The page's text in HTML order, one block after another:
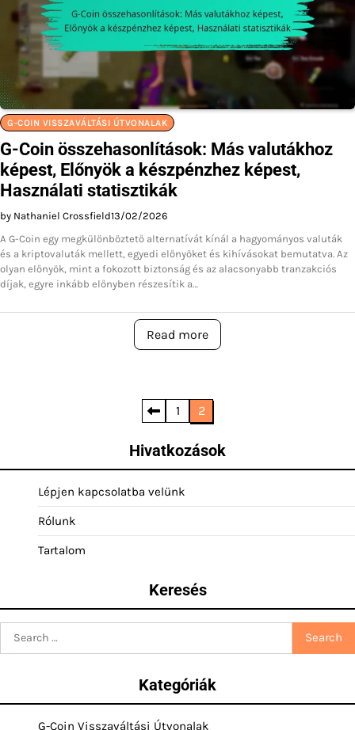
G-COIN VISSZAVÁLTÁSI ÚTVONALAK
G-Coin összehasonlítások: Más valutákhoz
képest, Előnyök a készpénzhez képest,
Használati statisztikák
by Nathaniel Crossfield13/02/2026
A G-Coin egy megkülönböztető alternatívát kínál a hagyományos valuták
és a kriptovaluták mellett, egyedi előnyöket és kihívásokat bemutatva. Az
olyan előnyök, mint a fokozott biztonság és az alacsonyabb tranzakciós
díjak, egyre inkább előnyben részesítik a…
Read more
1 2
Hivatkozások
Lépjen kapcsolatba velünk
Rólunk
Tartalom
Keresés
Search
for:
Kategóriák
G-Coin Visszaváltási Útvonalak